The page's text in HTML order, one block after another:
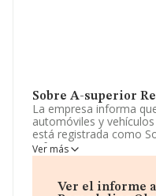
Sobre A-superior
La empresa informa
automóviles y
está registrada como
referencia CNAE
de productos
sociedad no tiene
Ver más
Ver el informe